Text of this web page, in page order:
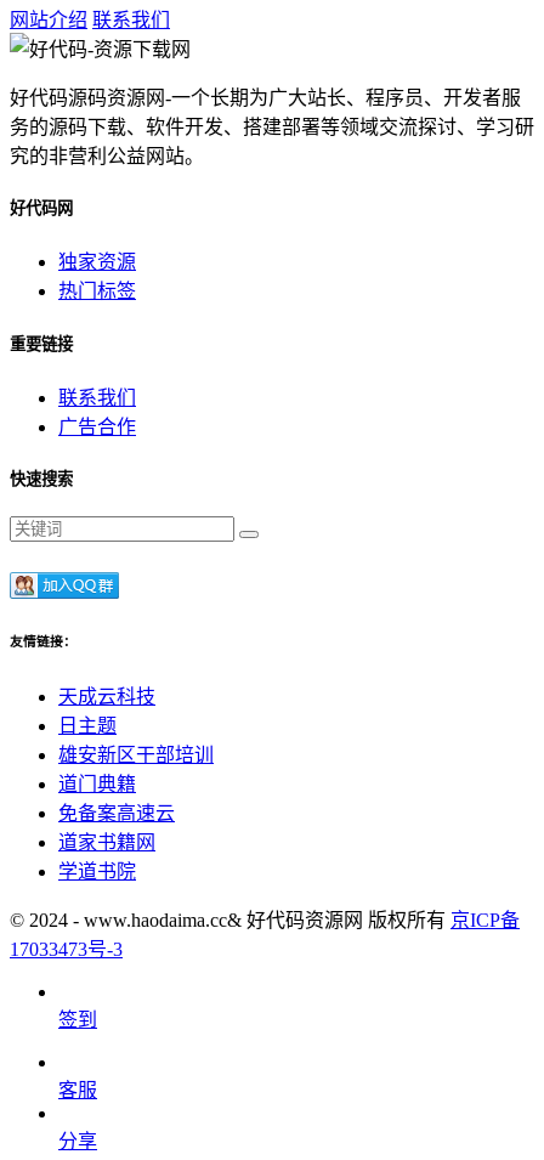
网站介绍 联系我们
好代码源码资源网-一个长期为广大站长、程序员、开发者服
务的源码下载、软件开发、搭建部署等领域交流探讨、学习研
究的非营利公益网站。
好代码网
独家资源
热门标签
重要链接
联系我们
广告合作
快速搜索
友情链接：
天成云科技
日主题
雄安新区干部培训
道门典籍
免备案高速云
道家书籍网
学道书院
© 2024 - www.haodaima.cc& 好代码资源网 版权所有 京ICP备
17033473号-3
签到
客服
分享